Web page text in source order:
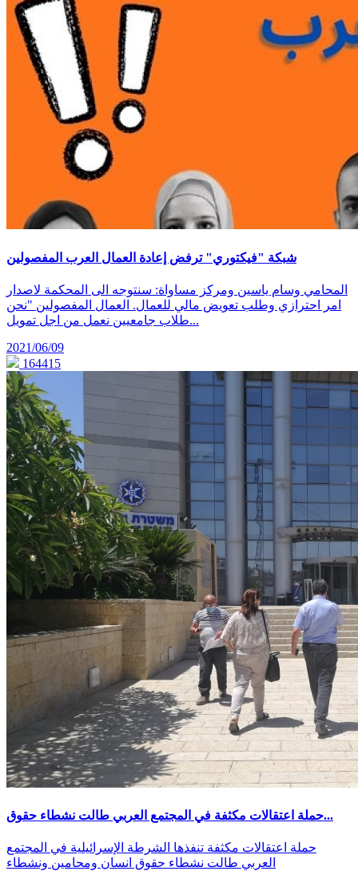
شبكة "فيكتوري" ترفض إعادة العمال العرب المفصولين
المحامي وسام ياسين ومركز مساواة: سنتوجه الى المحكمة لاصدار
امر احترازي وطلب تعويض مالي للعمال. العمال المفصولين "نحن
طلاب جامعيين نعمل من اجل تمويل...
2021/06/09
164415
حملة اعتقالات مكثفة في المجتمع العربي طالت نشطاء حقوق...
حملة اعتقالات مكثفة تنفذها الشرطة الإسرائيلية في المجتمع
العربي طالت نشطاء حقوق انسان ومحامين ونشطاء